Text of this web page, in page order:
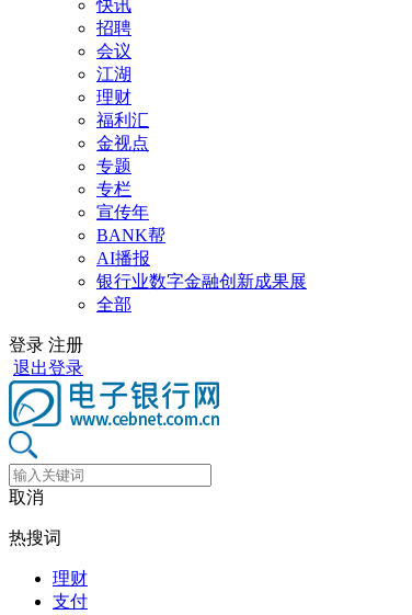
快讯
招聘
会议
江湖
理财
福利汇
金视点
专题
专栏
宣传年
BANK帮
AI播报
银行业数字金融创新成果展
全部
登录 注册
退出登录
取消
热搜词
理财
支付